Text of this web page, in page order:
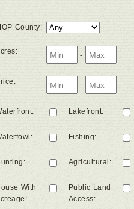
County:
: -
: -
: Lakefront:
: Fishing:
: Agricultural :
With
:
Public Land
Access: